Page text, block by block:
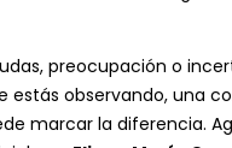
preocupación o
estás observando, una
marcar la diferencia.